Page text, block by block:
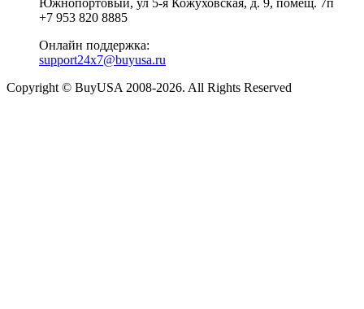
+7 953 820 8885
Онлайн поддержка:
support24x7@buyusa.ru
Copyright © BuyUSA 2008-2026. All Rights Reserved